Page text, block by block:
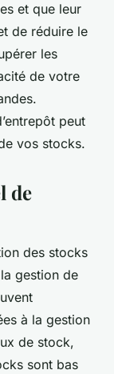
et que leur
de réduire le
les
de votre
peut
vos stocks.
de
des stocks
gestion de
à la gestion
de stock,
sont bas